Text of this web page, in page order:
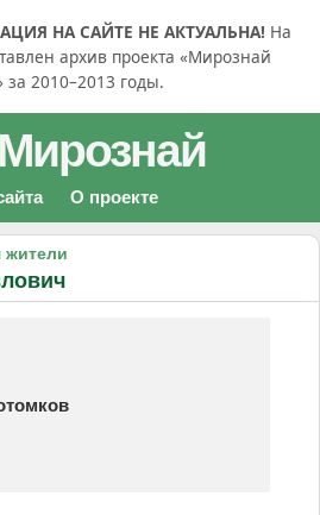
НА САЙТЕ НЕ АКТУАЛЬНА! На
архив проекта «Мирознай
за 2010–2013 годы.
Мирознай
О проекте